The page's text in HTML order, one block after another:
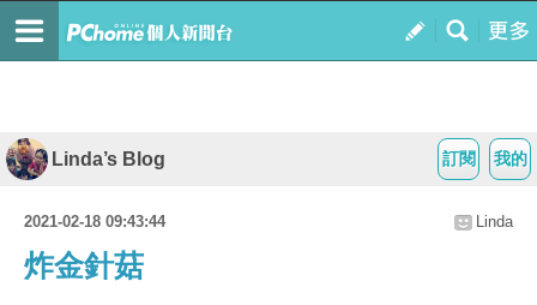
我的
訂閱
Linda’s Blog
2021-02-18 09:43:44 Linda
炸金針菇